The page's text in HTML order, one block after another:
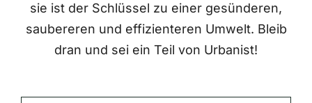
sie ist der Schlüssel zu einer gesünderen,
saubereren und effizienteren Umwelt. Bleib
dran und sei ein Teil von Urbanist!